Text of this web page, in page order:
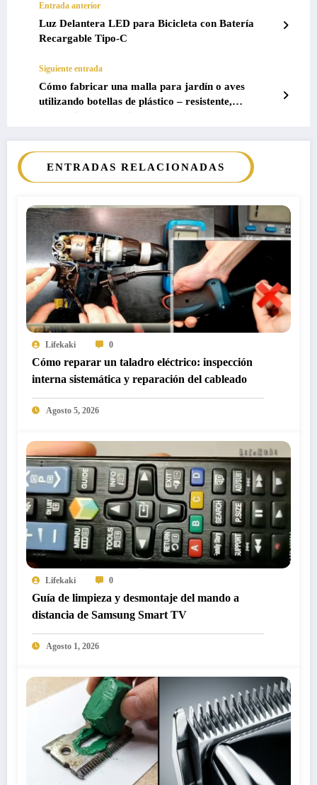
Entrada anterior
Luz Delantera LED para Bicicleta con Batería
Recargable Tipo-C
Siguiente entrada
Cómo fabricar una malla para jardín o aves
utilizando botellas de plástico – resistente,
económica y sostenible
ENTRADAS RELACIONADAS
Lifekaki 0
Cómo reparar un taladro eléctrico: inspección
interna sistemática y reparación del cableado
Agosto 5, 2026
Lifekaki 0
Guía de limpieza y desmontaje del mando a
distancia de Samsung Smart TV
Agosto 1, 2026